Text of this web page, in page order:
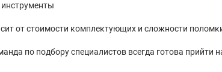
от стоимости комплектующих и сложности
по подбору специалистов всегда готова